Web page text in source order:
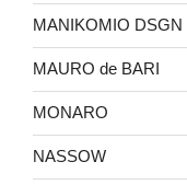
MANIKOMIO DSGN
MAURO de BARI
MONARO
NASSOW